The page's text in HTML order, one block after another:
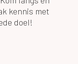
kennis met
doel!